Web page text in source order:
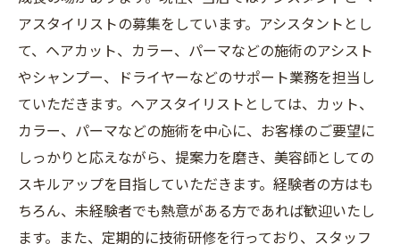
アスタイリストの募集をしています。アシスタントとし
て、ヘアカット、カラー、パーマなどの施術のアシスト
やシャンプー、ドライヤーなどのサポート業務を担当し
ていただきます。ヘアスタイリストとしては、カット、
カラー、パーマなどの施術を中心に、お客様のご要望に
しっかりと応えながら、提案力を磨き、美容師としての
スキルアップを目指していただきます。経験者の方はも
ちろん、未経験者でも熱意がある方であれば歓迎いたし
ます。また、定期的に技術研修を行っており、スタッフ